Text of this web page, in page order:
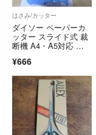
はさみ/カッター
ダイソー ペーパーカ
ッター スライド式 裁
断機 A4・A5対応 新
¥666